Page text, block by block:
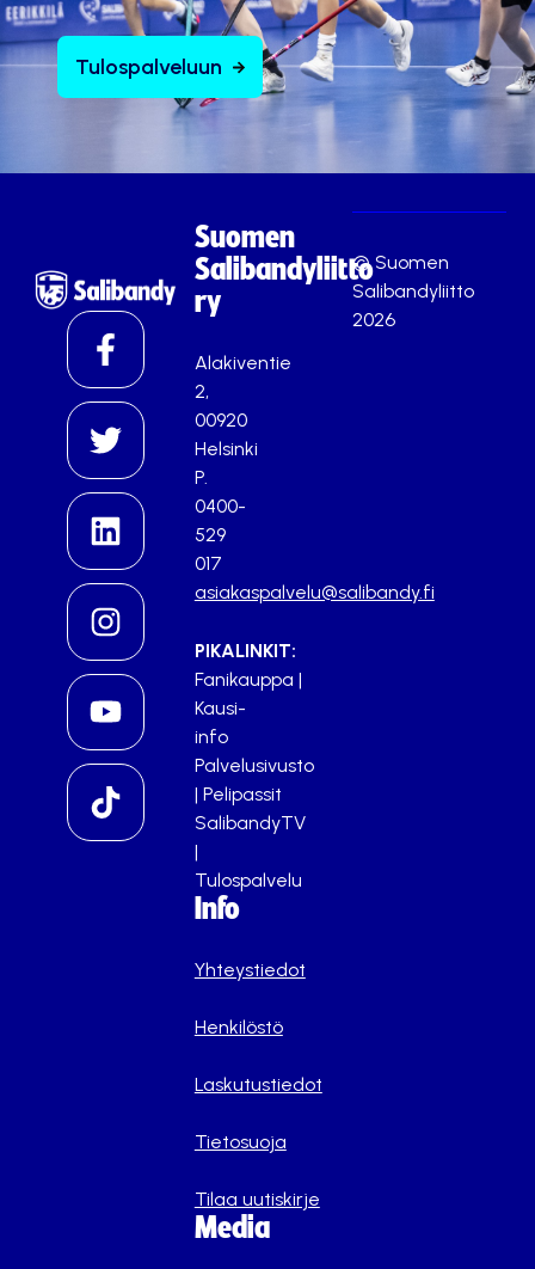
Tulospalveluun
Suomen
Salibandyliitto
ry
Alakiventie
2,
00920
Helsinki
P.
0400-
529
017
asiakaspalvelu@salibandy.fi
PIKALINKIT:
Fanikauppa |
Kausi-
info
Palvelusivusto
| Pelipassit
SalibandyTV
|
Tulospalvelu
Info
Yhteystiedot
Henkilöstö
Laskutustiedot
Tietosuoja
Tilaa uutiskirje
Media
© Suomen
Salibandyliitto
2026